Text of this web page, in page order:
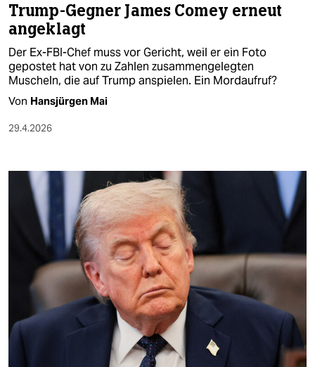
Trump-Gegner James Comey erneut
angeklagt
Der Ex-FBI-Chef muss vor Gericht, weil er ein Foto
gepostet hat von zu Zahlen zusammengelegten
Muscheln, die auf Trump anspielen. Ein Mordaufruf?
Von Hansjürgen Mai
29.4.2026